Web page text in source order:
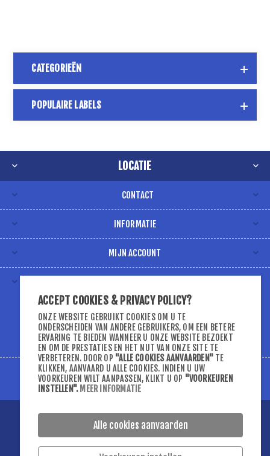
CATEGORIEËN
POPULAIRE LABELS
LOCATIE
CONTACT
INFORMATIE
MIJN ACCOUNT
Copyright ; 2026 D-DSport. Alle rechten voorbehouden.
Powered bynopCommerce
ACCEPT COOKIES & PRIVACY POLICY?
ONZE WEBSITE GEBRUIKT COOKIES OM U TE
ONDERSCHEIDEN VAN ANDERE GEBRUIKERS, OM EEN BETERE
ERVARING TE BIEDEN WANNEER U ONZE WEBSITE BEZOEKT
EN OM DE PRESTATIES EN HET NUT VAN ONZE SITE TE
VERBETEREN. DOOR OP "ALLE COOKIES AANVAARDEN" TE
KLIKKEN, AANVAARD U ALLE COOKIES. INDIEN U UW
VOORKEUREN WILT AANPASSEN, KLIKT U OP "VOORKEUREN
INSTELLEN". MEER INFORMATIE
Alle cookies aanvaarden